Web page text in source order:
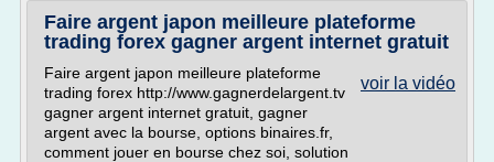
Faire argent japon meilleure plateforme
trading forex gagner argent internet gratuit
voir la vidéo
Faire argent japon meilleure plateforme
trading forex http://www.gagnerdelargent.tv
gagner argent internet gratuit, gagner
argent avec la bourse, options binaires.fr,
comment jouer en bourse chez soi, solution